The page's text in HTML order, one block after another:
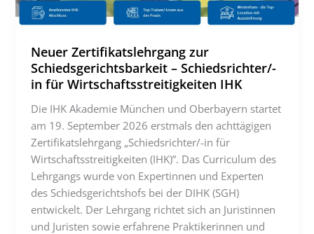
Neuer Zertifikatslehrgang zur
Schiedsgerichtsbarkeit – Schiedsrichter/-
in für Wirtschaftsstreitigkeiten IHK
Die IHK Akademie München und Oberbayern startet
am 19. September 2026 erstmals den achttägigen
Zertifikatslehrgang „Schiedsrichter/-in für
Wirtschaftsstreitigkeiten (IHK)”. Das Curriculum des
Lehrgangs wurde von Expertinnen und Experten
des Schiedsgerichtshofs bei der DIHK (SGH)
entwickelt. Der Lehrgang richtet sich an Juristinnen
und Juristen sowie erfahrene Praktikerinnen und